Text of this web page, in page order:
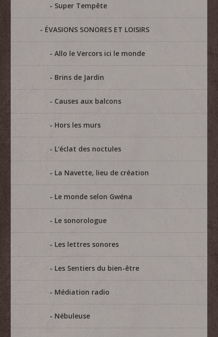
Super Tempête
ÉVASIONS SONORES ET LOISIRS
Allo le Vercors ici le monde
Brins de Jardin
Causes aux balcons
Hors les murs
L'éclat des noctules
La Navette, lieu de création
Le monde selon Gwéna
Le sonorologue
Les lettres sonores
Les Sentiers du bien-être
Médiation radio
Nébuleuse